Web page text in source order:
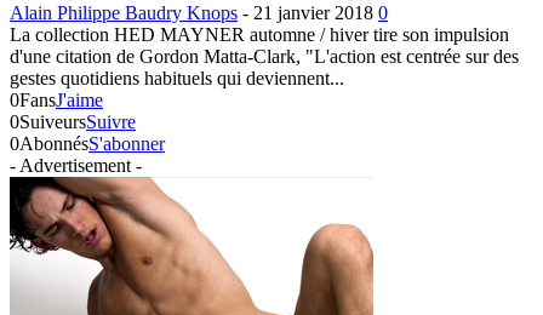
Alain Philippe Baudry Knops - 21 janvier 2018 0
La collection HED MAYNER automne / hiver tire son impulsion
d'une citation de Gordon Matta-Clark, "L'action est centrée sur des
gestes quotidiens habituels qui deviennent...
0FansJ'aime
0SuiveursSuivre
0AbonnésS'abonner
- Advertisement -